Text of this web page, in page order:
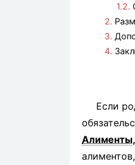
Если
Алименты